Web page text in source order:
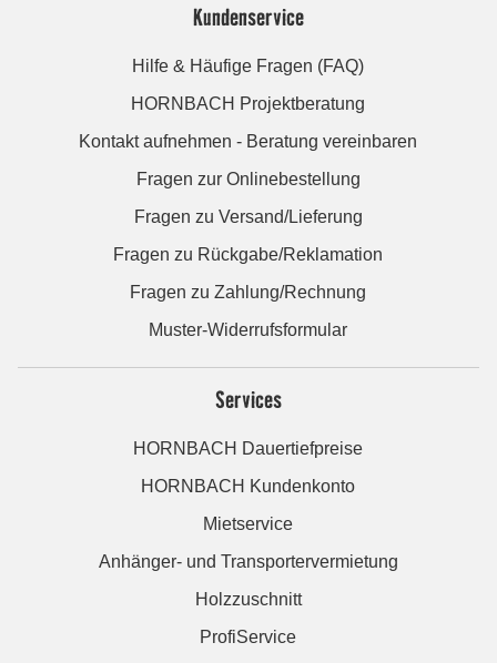
Kundenservice
Hilfe & Häufige Fragen (FAQ)
HORNBACH Projektberatung
Kontakt aufnehmen - Beratung vereinbaren
Fragen zur Onlinebestellung
Fragen zu Versand/Lieferung
Fragen zu Rückgabe/Reklamation
Fragen zu Zahlung/Rechnung
Muster-Widerrufsformular
Services
HORNBACH Dauertiefpreise
HORNBACH Kundenkonto
Mietservice
Anhänger- und Transportervermietung
Holzzuschnitt
ProfiService